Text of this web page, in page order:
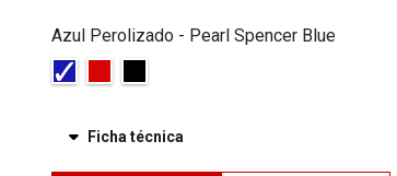
Azul Perolizado - Pearl Spencer Blue
Ficha técnica